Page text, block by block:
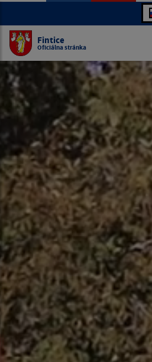
Fintice
Oficiálna stránka